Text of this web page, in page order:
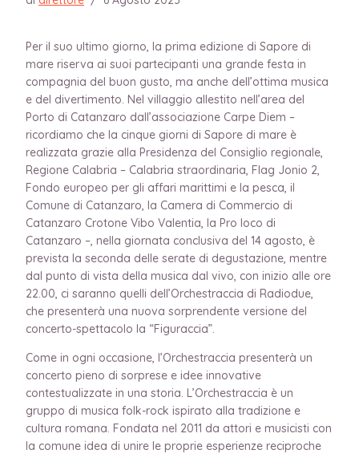
Per il suo ultimo giorno, la prima edizione di Sapore di
mare riserva ai suoi partecipanti una grande festa in
compagnia del buon gusto, ma anche dell’ottima musica
e del divertimento. Nel villaggio allestito nell’area del
Porto di Catanzaro dall’associazione Carpe Diem –
ricordiamo che la cinque giorni di Sapore di mare è
realizzata grazie alla Presidenza del Consiglio regionale,
Regione Calabria – Calabria straordinaria, Flag Jonio 2,
Fondo europeo per gli affari marittimi e la pesca, il
Comune di Catanzaro, la Camera di Commercio di
Catanzaro Crotone Vibo Valentia, la Pro loco di
Catanzaro –, nella giornata conclusiva del 14 agosto, è
prevista la seconda delle serate di degustazione, mentre
dal punto di vista della musica dal vivo, con inizio alle ore
22.00, ci saranno quelli dell’Orchestraccia di Radiodue,
che presenterà una nuova sorprendente versione del
concerto-spettacolo la “Figuraccia”.
Come in ogni occasione, l’Orchestraccia presenterà un
concerto pieno di sorprese e idee innovative
contestualizzate in una storia. L’Orchestraccia è un
gruppo di musica folk-rock ispirato alla tradizione e
cultura romana. Fondata nel 2011 da attori e musicisti con
la comune idea di unire le proprie esperienze reciproche